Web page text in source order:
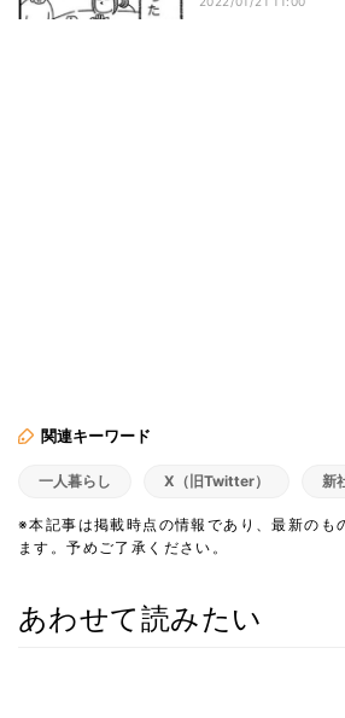
関連キーワード
一人暮らし X（旧Twitter） 新
※本記事は掲載時点の情報であり、最新のも
ます。予めご了承ください。
あわせて読みたい